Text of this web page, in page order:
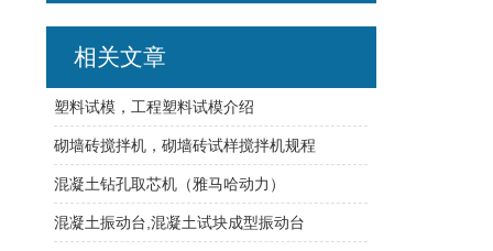
相关文章
塑料试模，工程塑料试模介绍
砌墙砖搅拌机，砌墙砖试样搅拌机规程
混凝土钻孔取芯机（雅马哈动力）
混凝土振动台,混凝土试块成型振动台